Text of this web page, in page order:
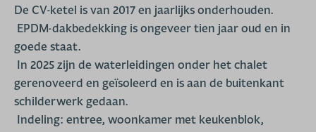
De CV-ketel is van 2017 en jaarlijks onderhouden.
EPDM-dakbedekking is ongeveer tien jaar oud en in
goede staat.
In 2025 zijn de waterleidingen onder het chalet
gerenoveerd en geïsoleerd en is aan de buitenkant
schilderwerk gedaan.
Indeling: entree, woonkamer met keukenblok,